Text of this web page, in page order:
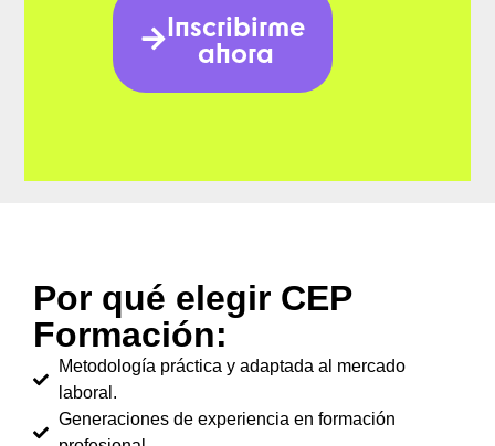
Inscribirme
ahora
Por qué elegir CEP
Formación:
Metodología práctica y adaptada al mercado
laboral.
Generaciones de experiencia en formación